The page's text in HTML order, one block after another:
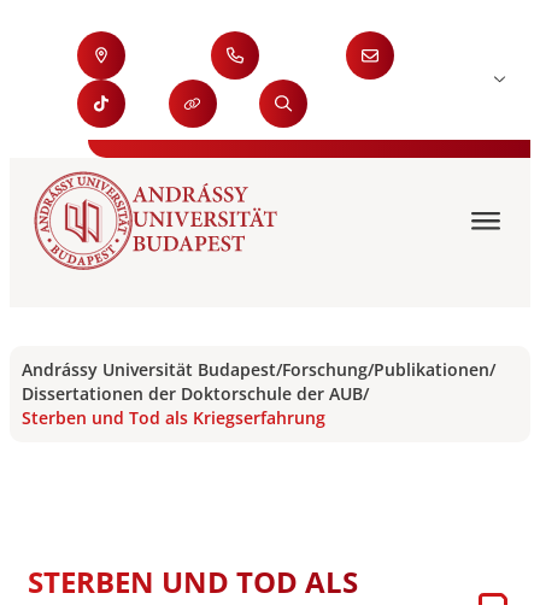
Andrássy Universität Budapest/Forschung/Publikationen/
Dissertationen der Doktorschule der AUB/
Sterben und Tod als Kriegserfahrung
STERBEN UND TOD ALS